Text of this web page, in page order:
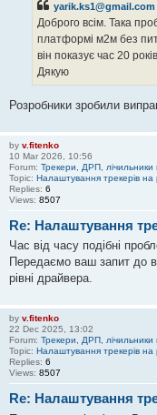
yarik.ks1@gmail.com
Доброго всім. Така
платформі м2м без
він показує час 20
Дякую
Розробники зробили
by v.fitenko
10 Mar 2026, 10:56
Forum: Трекери, ДРП,
Topic: Налаштування трекерів
Replies: 6
Views: 8507
Re: Налаштування
Час від часу подібні
Передаємо ваш запит до
рівні драйвера.
by v.fitenko
22 Dec 2025, 13:02
Forum: Трекери, ДРП,
Topic: Налаштування трекерів
Replies: 6
Views: 8507
Re: Налаштування